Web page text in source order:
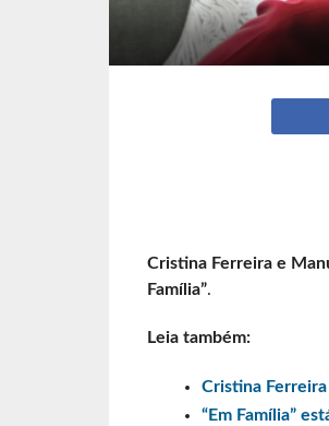
Cristina Ferreira e
Família”.
Leia também:
Cristina Ferreira
“Em Família”